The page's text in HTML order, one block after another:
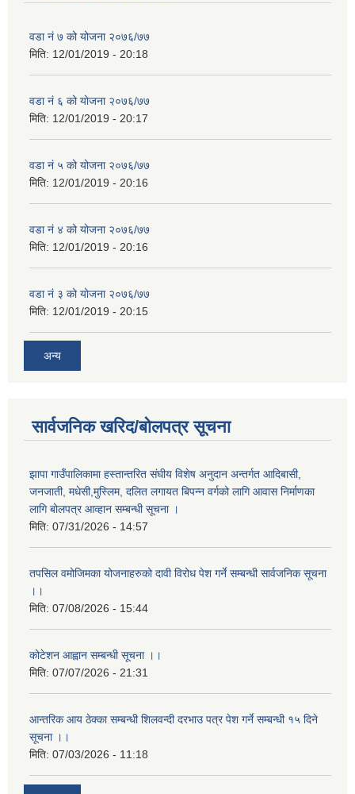
वडा नं ७ को योजना २०७६/७७
मिति: 12/01/2019 - 20:18
वडा नं ६ को योजना २०७६/७७
मिति: 12/01/2019 - 20:17
वडा नं ५ को योजना २०७६/७७
मिति: 12/01/2019 - 20:16
वडा नं ४ को योजना २०७६/७७
मिति: 12/01/2019 - 20:16
वडा नं ३ को योजना २०७६/७७
मिति: 12/01/2019 - 20:15
अन्य
सार्वजनिक खरिद/बोलपत्र सूचना
झापा गाउँपालिकामा हस्तान्तरित संघीय विशेष अनुदान अन्तर्गत आदिबासी,
जनजाती, मधेसी,मुस्लिम, दलित लगायत बिपन्न वर्गको लागि आवास निर्माणका
लागि बोलपत्र आव्हान सम्बन्धी सूचना ।
मिति: 07/31/2026 - 14:57
तपसिल वमोजिमका योजनाहरुको दावी विरोध पेश गर्ने सम्बन्धी सार्वजनिक सूचना
।।
मिति: 07/08/2026 - 15:44
कोटेशन आह्वान सम्बन्धी सूचना ।।
मिति: 07/07/2026 - 21:31
आन्तरिक आय ठेक्का सम्बन्धी शिलवन्दी दरभाउ पत्र पेश गर्ने सम्बन्धी १५ दिने
सूचना ।।
मिति: 07/03/2026 - 11:18